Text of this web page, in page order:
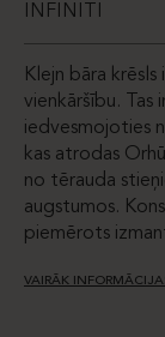
INFINITI
Klejn bāra
vienkāršību. Tas
iedvesmojoties
kas atrodas
no tērauda
augstumos.
piemērots
VAIRĀK